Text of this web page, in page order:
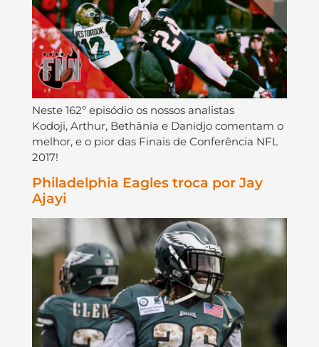
Neste 162º episódio os nossos analistas
Kodoji, Arthur, Bethânia e Danidjo comentam o
melhor, e o pior das Finais de Conferência NFL
2017!
Philadelphia Eagles troca por Jay
Ajayi